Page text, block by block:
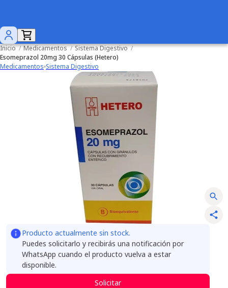
Inicio / Medicamentos / Sistema Digestivo /
Esomeprazol 20mg 30 Cápsulas (Hetero)
Medicamentos Sistema Digestivo
Producto actualmente sin stock.
Puedes solicitarlo y recibirás una notificación por
WhatsApp cuando el producto vuelva a estar
disponible.
Solicitar